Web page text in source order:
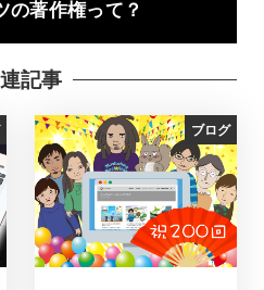
の著作権って？
記事
ブログ